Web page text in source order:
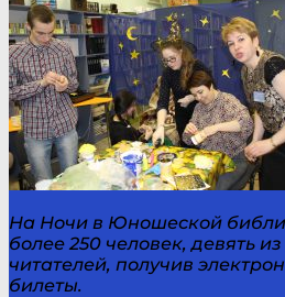
На Ночи в Юношеской
более 250 человек, девять
читателей, получив
билеты.